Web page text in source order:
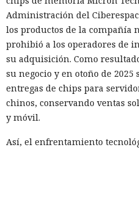
Administración del
los productos de la compañía
prohibió a los operadores de
su adquisición. Como
su negocio y en otoño de
entregas de chips para
chinos, conservando ventas
y móvil.
Así, el enfrentamiento